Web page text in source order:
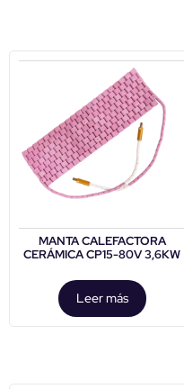
MANTA CALEFACTORA
CERÁMICA CP15-80V 3,6KW
Leer más